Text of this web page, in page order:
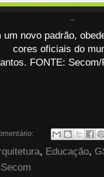
novo padrão,
cores oficiais do
FONTE:
, Educação,
Secom